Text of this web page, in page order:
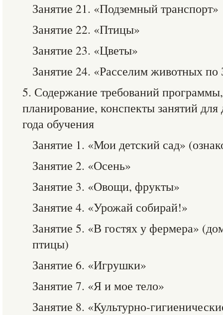
Занятие 21. «Подземный транспорт»
Занятие 22. «Птицы»
Занятие 23. «Цветы»
Занятие 24. «Расселим животных по
5. Содержание требований
планирование, конспекты занятий для
года обучения
Занятие 1. «Мои детский сад»
Занятие 2. «Осень»
Занятие 3. «Овощи, фрукты»
Занятие 4. «Урожай собирай!»
Занятие 5. «В гостях у фермера»
птицы)
Занятие 6. «Игрушки»
Занятие 7. «Я и мое тело»
Занятие 8. «Культурно-